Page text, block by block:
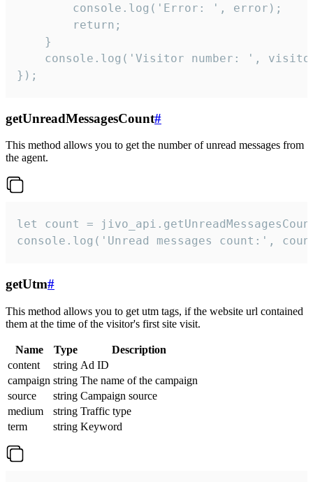
        console.log('Error: ', error);
        return;
    }
console.log('Visitor number: ',
});
getUnreadMessagesCount#
This method allows you to get the number of unread messages from
the agent.
let count =
console.log('Unread messages count:',
getUtm#
This method allows you to get utm tags, if the website url contained
them at the time of the visitor's first site visit.
Name Type
Description
content
string Ad ID
campaign string The name of the campaign
source
string Campaign source
medium
string Traffic type
term
string Keyword